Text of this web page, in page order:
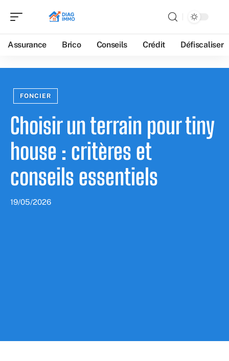
Assurance Brico Conseils Crédit Défiscaliser
FONCIER
Choisir un terrain pour tiny
house : critères et
conseils essentiels
19/05/2026